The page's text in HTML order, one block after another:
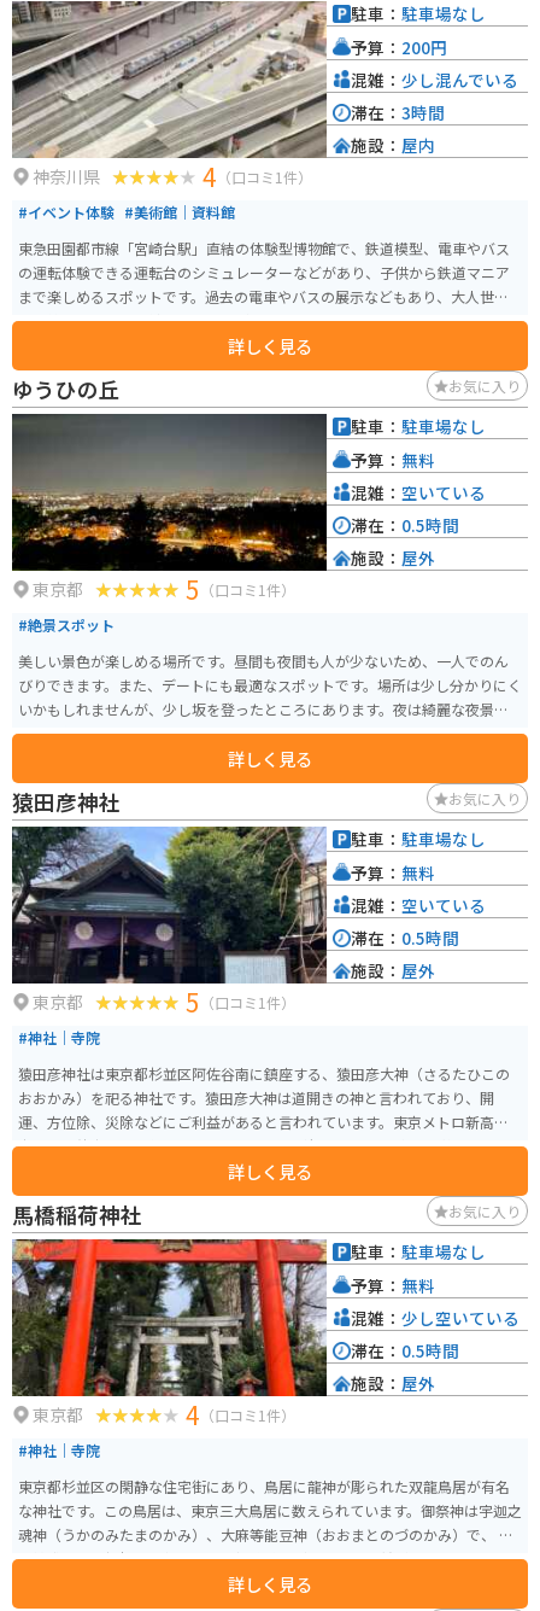
神奈川県 4 （口コミ1件）
#イベント体験 #美術館｜資料館
東急田園都市線「宮崎台駅」直結の体験型博物館で、鉄道模型、電車やバス
の運転体験できる運転台のシミュレーターなどがあり、子供から鉄道マニア
まで楽しめるスポットです。過去の電車やバスの展示などもあり、大人世代
には懐かしい展示に触れ合うことができます。
詳しく見る
駐車： 駐車場なし
予算： 200円
混雑： 少し混んでいる
滞在： 3時間
施設： 屋内
ゆうひの丘 お気に入り
東京都 5 （口コミ1件）
#絶景スポット
美しい景色が楽しめる場所です。昼間も夜間も人が少ないため、一人でのん
びりできます。また、デートにも最適なスポットです。場所は少し分かりにく
いかもしれませんが、少し坂を登ったところにあります。夜は綺麗な夜景が
見られます。
詳しく見る
駐車： 駐車場なし
予算： 無料
混雑： 空いている
滞在： 0.5時間
施設： 屋外
猿田彦神社 お気に入り
東京都 5 （口コミ1件）
#神社｜寺院
猿田彦神社は東京都杉並区阿佐谷南に鎮座する、猿田彦大神（さるたひこの
おおかみ）を祀る神社です。猿田彦大神は道開きの神と言われており、開
運、方位除、災除などにご利益があると言われています。東京メトロ新高円
寺駅から徒歩すぐの位置にあり、アクセスが便利です。 境内は開放的であり
ながらも、一歩足を踏み入れると落ち着いた雰囲気に包まれます。特に庚申
の日には、道開きの神様をお祀りする特別祈祷が執り行われ、多くの参拝者
で賑わいます。また、境内には2つの社殿があり、奥にある社殿では瓊瓊杵尊
も祀られています。歴史ある神社として、地元の住民だけでなく、遠方から訪
れる人々にも人気がある神社です。
詳しく見る
駐車： 駐車場なし
予算： 無料
混雑： 空いている
滞在： 0.5時間
施設： 屋外
馬橋稲荷神社 お気に入り
東京都 4 （口コミ1件）
#神社｜寺院
東京都杉並区の閑静な住宅街にあり、鳥居に龍神が彫られた双龍鳥居が有名
な神社です。この鳥居は、東京三大鳥居に数えられています。御祭神は宇迦之
魂神（うかのみたまのかみ）、大麻等能豆神（おおまとのづのかみ）で、 商
売繁盛、開運招福、五穀豊穣、良縁成就など多数のご利益があると言われて
詳しく見る
駐車： 駐車場なし
予算： 無料
混雑： 少し空いている
滞在： 0.5時間
施設： 屋外